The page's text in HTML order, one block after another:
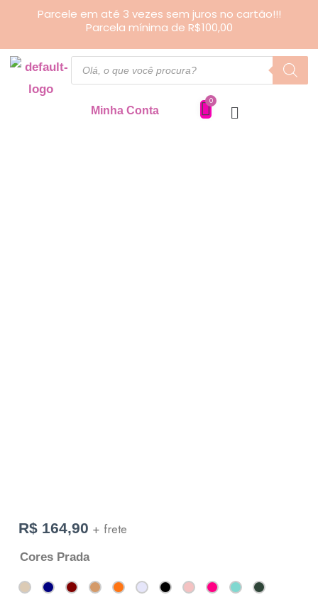
Parcele em até 3 vezes sem juros no cartão!!!
Parcela mínima de R$100,00
Pesquisar
produtos
Minha Conta
R$ 164,90 + frete
Cores Prada